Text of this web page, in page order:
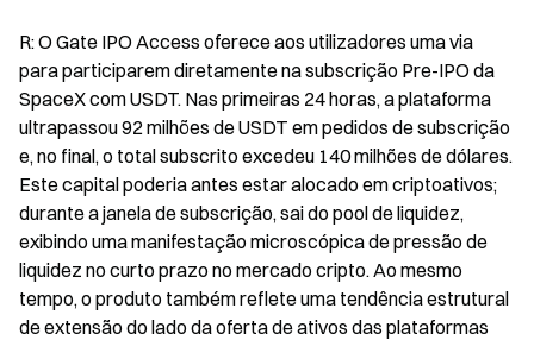
R: O Gate IPO Access oferece aos utilizadores uma via
para participarem diretamente na subscrição Pre-IPO da
SpaceX com USDT. Nas primeiras 24 horas, a plataforma
ultrapassou 92 milhões de USDT em pedidos de subscrição
e, no final, o total subscrito excedeu 140 milhões de dólares.
Este capital poderia antes estar alocado em criptoativos;
durante a janela de subscrição, sai do pool de liquidez,
exibindo uma manifestação microscópica de pressão de
liquidez no curto prazo no mercado cripto. Ao mesmo
tempo, o produto também reflete uma tendência estrutural
de extensão do lado da oferta de ativos das plataformas